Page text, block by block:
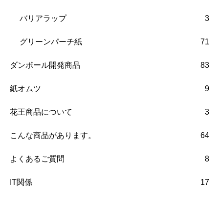
バリアラップ 3
グリーンパーチ紙 71
ダンボール開発商品 83
紙オムツ 9
花王商品について 3
こんな商品があります。 64
よくあるご質問 8
IT関係 17